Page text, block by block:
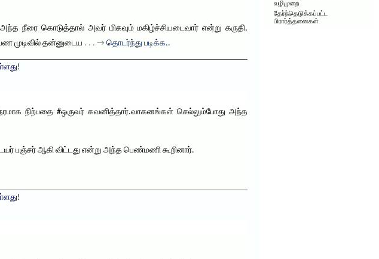
நீரை கொடுத்தால் அவர் மிகவும் மகிழ்ச்சியடைவார் என்று கருதி,
முடிவில் தன்னுடைய . . . → தொடர்ந்து படிக்க..
நிற்பதை ‪#‎ஒருவர்‬ கவனித்தார்.வாகனங்கள் செல்லும்போது அந்த
பஞ்சர் ஆகி விட்டது என்று அந்த பெண்மணி கூறினார்.
வழிமுறை
தேர்ந்தெடுக்கப்பட்ட
பிரார்த்தனைகள்